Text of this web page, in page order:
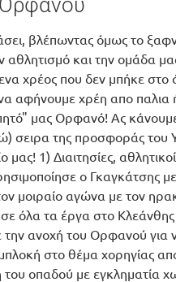
βλέπωντας όμως το
αθλητισμό και την ομάδα
χρέος που δεν μπήκε στο
αφήνουμε χρέη απο
μας Ορφανό! Ας
σειρα της προσφοράς του
1) Διαιτησίες,
ο Γκαγκάτσης
μοιραίο αγώνα με τον
όλα τα έργα στο Κλεάνθης
ανοχή του Ορφανού για
στο θέμα χορηγίας
οπαδού με εγκληματία